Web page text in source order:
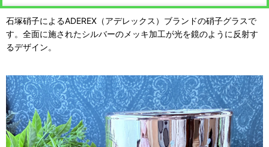
石塚硝子によるADEREX（アデレックス）ブランドの硝子グラスで
す。全面に施されたシルバーのメッキ加工が光を鏡のように反射す
るデザイン。